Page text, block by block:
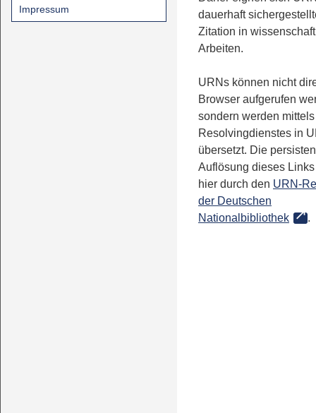
Impressum
dauerhaft
Zitation in
Arbeiten.
URNs können nicht
Browser aufgerufen
sondern werden
Resolvingdienstes in
übersetzt. Die
Auflösung dieses
hier durch den URN-
der Deutschen
Nationalbibliothek
.